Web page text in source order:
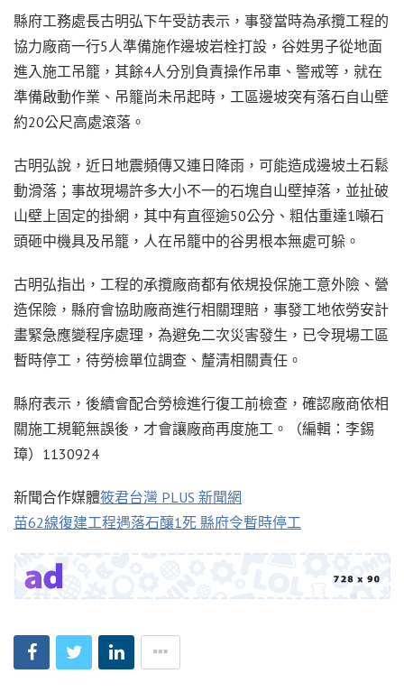
縣府工務處長古明弘下午受訪表示，事發當時為承攬工程的
協力廠商一行5人準備施作邊坡岩栓打設，谷姓男子從地面
進入施工吊籠，其餘4人分別負責操作吊車、警戒等，就在
準備啟動作業、吊籠尚未吊起時，工區邊坡突有落石自山壁
約20公尺高處滾落。
古明弘說，近日地震頻傳又連日降雨，可能造成邊坡土石鬆
動滑落；事故現場許多大小不一的石塊自山壁掉落，並扯破
山壁上固定的掛網，其中有直徑逾50公分、粗估重達1噸石
頭砸中機具及吊籠，人在吊籠中的谷男根本無處可躲。
古明弘指出，工程的承攬廠商都有依規投保施工意外險、營
造保險，縣府會協助廠商進行相關理賠，事發工地依勞安計
畫緊急應變程序處理，為避免二次災害發生，已令現場工區
暫時停工，待勞檢單位調查、釐清相關責任。
縣府表示，後續會配合勞檢進行復工前檢查，確認廠商依相
關施工規範無誤後，才會讓廠商再度施工。（編輯：李錫
璋）1130924
新聞合作媒體筱君台灣 PLUS 新聞網
苗62線復建工程遇落石釀1死 縣府令暫時停工